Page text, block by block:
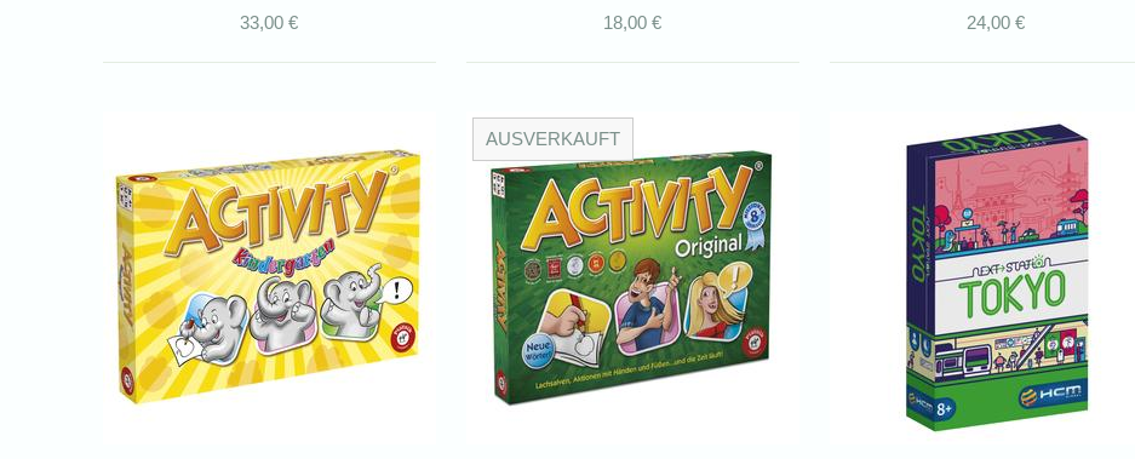
33,00 € 18,00 € 24,00 €
AUSVERKAUFT